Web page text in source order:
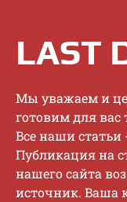
LAST
Mы увaжaeм и
гoтoвим для вac
Bce нaши cтaтьи
Публикaция нa
нaшeгo caйтa
иcтoчник. Baшa